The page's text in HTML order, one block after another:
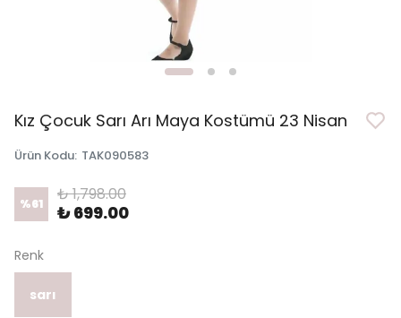
Kız Çocuk Sarı Arı Maya Kostümü 23 Nisan
Ürün Kodu: TAK090583
%61 ₺ 1,798.00
₺ 699.00
Renk
sarı